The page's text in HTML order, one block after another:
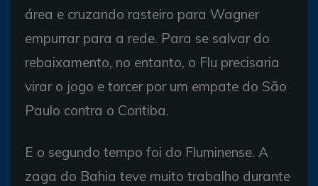
área e cruzando rasteiro para Wagner
empurrar para a rede. Para se salvar do
rebaixamento, no entanto, o Flu precisaria
virar o jogo e torcer por um empate do São
Paulo contra o Coritiba.
E o segundo tempo foi do Fluminense. A
zaga do Bahia teve muito trabalho durante